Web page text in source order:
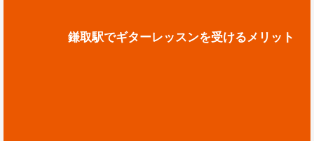
鎌取駅でギターレッスンを受けるメリット